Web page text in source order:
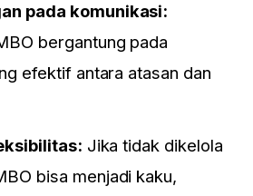
pada komunikasi:
bergantung pada
efektif antara atasan dan
Jika tidak dikelola
bisa menjadi kaku,